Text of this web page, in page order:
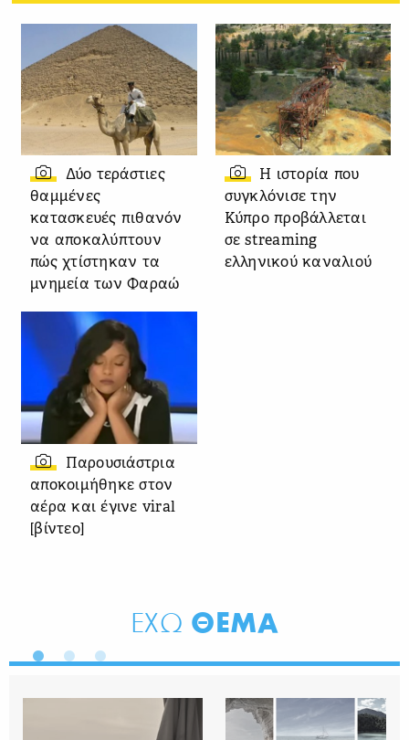
Δύο τεράστιες
θαμμένες
κατασκευές πιθανόν
να αποκαλύπτουν
πώς χτίστηκαν τα
μνημεία των Φαραώ
Η ιστορία που
συγκλόνισε την
Κύπρο προβάλλεται
σε streaming
ελληνικού καναλιού
Παρουσιάστρια
αποκοιμήθηκε στον
αέρα και έγινε viral
[βίντεο]
ΕΧΩ ΘΕΜΑ